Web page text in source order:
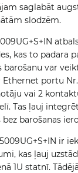
saglabāt
slodzēm.
kas to padara
barošanu var
portu Nr.
vai 2
Tas ļauj
bez barošanas
ir
kas ļauj
1U statnī.